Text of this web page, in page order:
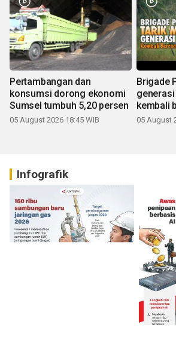
Pertambangan dan
konsumsi dorong ekonomi
Sumsel tumbuh 5,20 persen
05 August 2026 18:45 WIB
Brigade
kembali
05 August
Infografik